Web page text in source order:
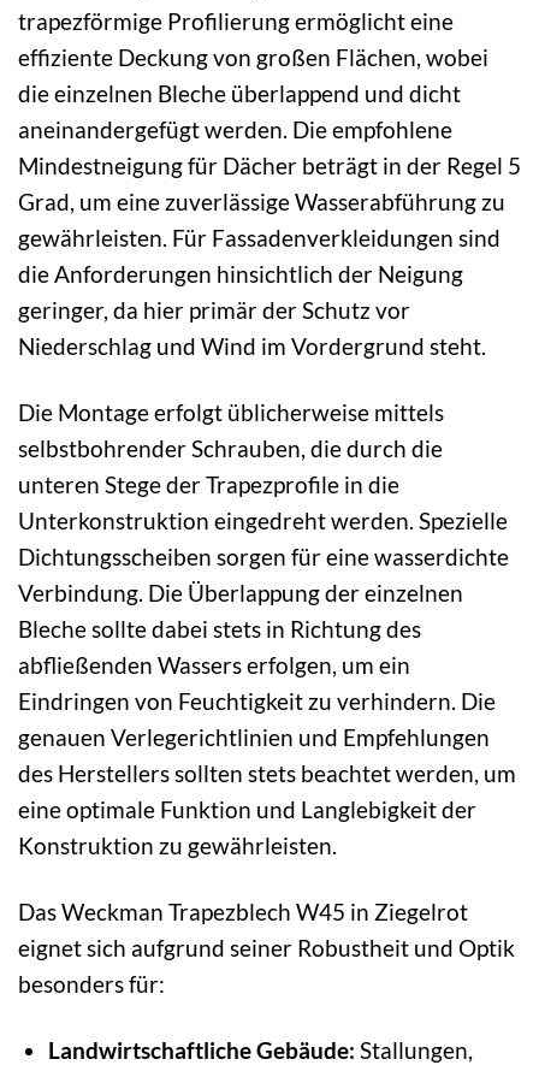
trapezförmige Profilierung ermöglicht eine
effiziente Deckung von großen Flächen, wobei
die einzelnen Bleche überlappend und dicht
aneinandergefügt werden. Die empfohlene
Mindestneigung für Dächer beträgt in der Regel 5
Grad, um eine zuverlässige Wasserabführung zu
gewährleisten. Für Fassadenverkleidungen sind
die Anforderungen hinsichtlich der Neigung
geringer, da hier primär der Schutz vor
Niederschlag und Wind im Vordergrund steht.
Die Montage erfolgt üblicherweise mittels
selbstbohrender Schrauben, die durch die
unteren Stege der Trapezprofile in die
Unterkonstruktion eingedreht werden. Spezielle
Dichtungsscheiben sorgen für eine wasserdichte
Verbindung. Die Überlappung der einzelnen
Bleche sollte dabei stets in Richtung des
abfließenden Wassers erfolgen, um ein
Eindringen von Feuchtigkeit zu verhindern. Die
genauen Verlegerichtlinien und Empfehlungen
des Herstellers sollten stets beachtet werden, um
eine optimale Funktion und Langlebigkeit der
Konstruktion zu gewährleisten.
Das Weckman Trapezblech W45 in Ziegelrot
eignet sich aufgrund seiner Robustheit und Optik
besonders für:
Landwirtschaftliche Gebäude: Stallungen,